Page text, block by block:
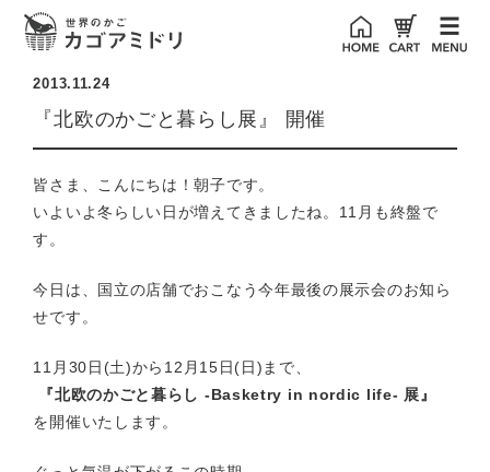
2013.11.24
『北欧のかごと暮らし展』 開催
皆さま、こんにちは！朝子です。
いよいよ冬らしい日が増えてきましたね。11月も終盤で
す。
今日は、国立の店舗でおこなう今年最後の展示会のお知ら
せです。
11月30日(土)から12月15日(日)まで、
『北欧のかごと暮らし -Basketry in nordic life- 展』
を開催いたします。